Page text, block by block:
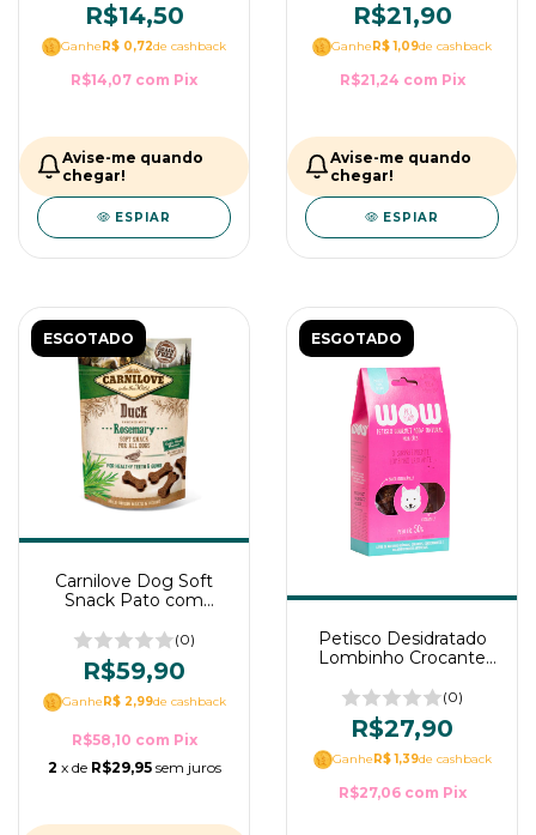
R$14,50
GanheR$ 0,72de cashback
R$14,07 com Pix
Avise-me quando
chegar!
ESPIAR
R$21,90
GanheR$ 1,09de cashback
R$21,24 com Pix
Avise-me quando
chegar!
ESPIAR
ESGOTADO
Carnilove Dog Soft
Snack Pato com
200g
(0)
R$59,90
GanheR$ 2,99de cashback
R$58,10 com Pix
2 x de R$29,95 sem juros
ESGOTADO
Petisco Desidratado
Lombinho Crocante
food
(0)
R$27,90
GanheR$ 1,39de cashback
R$27,06 com Pix